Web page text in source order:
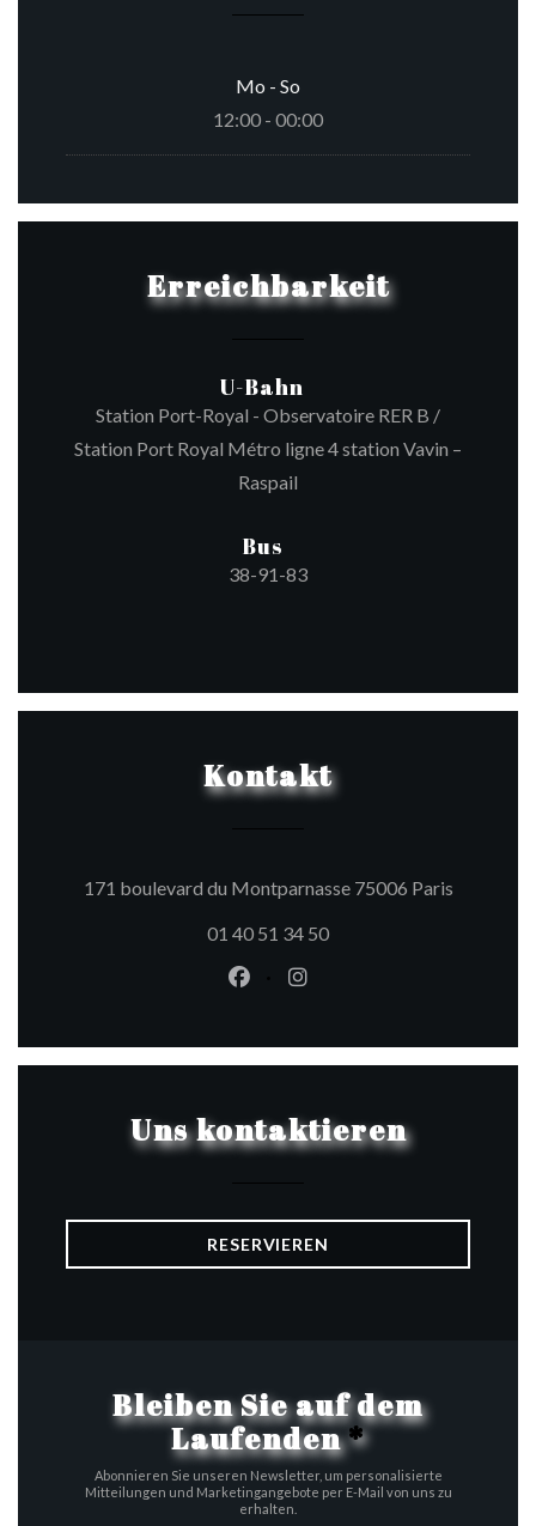
Mo - So
12:00 - 00:00
Erreichbarkeit
U-Bahn
Station Port-Royal - Observatoire RER B /
Station Port Royal Métro ligne 4 station Vavin –
Raspail
Bus
38-91-83
Kontakt
171 boulevard du Montparnasse 75006 Paris((öffnet
01 40 51 34 50
Facebook ((öffnet ein neues
Instagram ((öffnet ein
Uns kontaktieren
RESERVIEREN
Bleiben Sie auf dem
Laufenden*
Abonnieren Sie unseren Newsletter, um personalisierte
Mitteilungen und Marketingangebote per E-Mail von uns zu
erhalten.